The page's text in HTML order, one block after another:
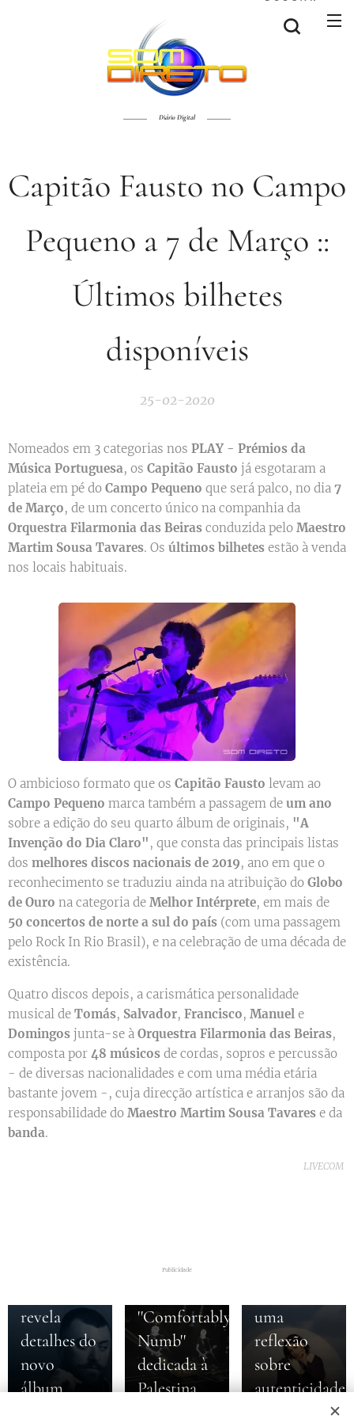
Diário Digital
Capitão Fausto no Campo
Pequeno a 7 de Março ::
Últimos bilhetes
disponíveis
25-02-2020
Nomeados em 3 categorias nos PLAY - Prémios da
Música Portuguesa, os Capitão Fausto já esgotaram a
plateia em pé do Campo Pequeno que será palco, no dia 7
de Março, de um concerto único na companhia da
Orquestra Filarmonia das Beiras conduzida pelo Maestro
Martim Sousa Tavares. Os últimos bilhetes estão à venda
nos locais habituais.
O ambicioso formato que os Capitão Fausto levam ao
Campo Pequeno marca também a passagem de um ano
sobre a edição do seu quarto álbum de originais, "A
Invenção do Dia Claro" , que consta das principais listas
dos melhores discos nacionais de 2019, ano em que o
reconhecimento se traduziu ainda na atribuição do Globo
de Ouro na categoria de Melhor Intérprete, em mais de
50 concertos de norte a sul do país (com uma passagem
pelo Rock In Rio Brasil), e na celebração de uma década de
existência.
Quatro discos depois, a carismática personalidade
musical de Tomás, Salvador, Francisco, Manuel e
Domingos junta-se à Orquestra Filarmonia das Beiras,
composta por 48 músicos de cordas, sopros e percussão
- de diversas nacionalidades e com uma média etária
bastante jovem -, cuja direcção artística e arranjos são da
responsabilidade do Maestro Martim Sousa Tavares e da
banda.
LIVECOM
Publicidade
revela
detalhes do
novo
álbum
lança nova
''Comfortably
Numb''
dedicada à
Palestina
uma
reflexão
sobre
autenticidade